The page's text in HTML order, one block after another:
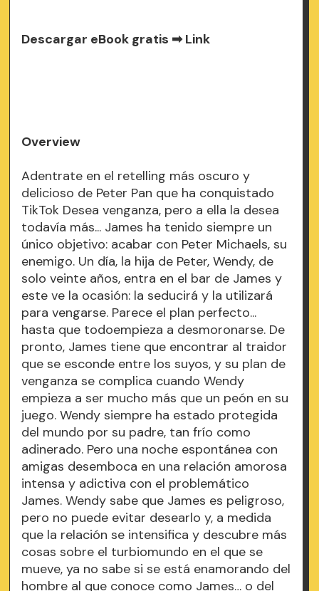
Descargar eBook gratis ➡Link
Overview
Adentrate en el retelling más oscuro y
delicioso de Peter Pan que ha conquistado
TikTok Desea venganza, pero a ella la desea
todavía más... James ha tenido siempre un
único objetivo: acabar con Peter Michaels, su
enemigo. Un día, la hija de Peter, Wendy, de
solo veinte años, entra en el bar de James y
este ve la ocasión: la seducirá y la utilizará
para vengarse. Parece el plan perfecto...
hasta que todoempieza a desmoronarse. De
pronto, James tiene que encontrar al traidor
que se esconde entre los suyos, y su plan de
venganza se complica cuando Wendy
empieza a ser mucho más que un peón en su
juego. Wendy siempre ha estado protegida
del mundo por su padre, tan frío como
adinerado. Pero una noche espontánea con
amigas desemboca en una relación amorosa
intensa y adictiva con el problemático
James. Wendy sabe que James es peligroso,
pero no puede evitar desearlo y, a medida
que la relación se intensifica y descubre más
cosas sobre el turbiomundo en el que se
mueve, ya no sabe si se está enamorando del
hombre al que conoce como James… o del